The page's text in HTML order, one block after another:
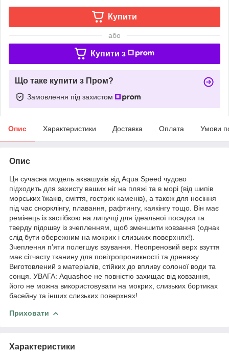
Купити
або
Купити з
Що таке купити з Пром?
Замовлення під захистом
Опис Характеристики Доставка Оплата Умови
Опис
Ця сучасна модель аквашузів від Aqua Speed чудово
підходить для захисту ваших ніг на пляжі та в морі (від шипів
морських їжаків, сміття, гострих каменів), а також для носіння
під час снорклінгу, плавання, рафтингу, каякінгу тощо. Він має
ремінець із застібкою на липучці для ідеальної посадки та
тверду підошву із зчепленням, щоб зменшити ковзання (однак
слід бути обережним на мокрих і слизьких поверхнях!).
Зчеплення п’яти полегшує взування. Неопреновий верх взуття
має сітчасту тканину для повітропроникності та дренажу.
Виготовлений з матеріалів, стійких до впливу солоної води та
сонця. УВАГА: Aquashoe не повністю захищає від ковзання,
його не можна використовувати на мокрих, слизьких бортиках
басейну та інших слизьких поверхнях!
Приховати
Характеристики